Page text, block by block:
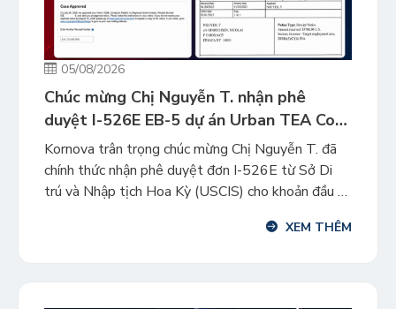
05/08/2026
Chúc mừng Chị Nguyễn T. nhận phê
duyệt I-526E EB-5 dự án Urban TEA Cota
Vera 1
Kornova trân trọng chúc mừng Chị Nguyễn T. đã
chính thức nhận phê duyệt đơn I-526E từ Sở Di
trú và Nhập tịch Hoa Kỳ (USCIS) cho khoản đầu tư
mốc quan trọng, đưa chị và gia đình tiến thêm một
XEM THÊM